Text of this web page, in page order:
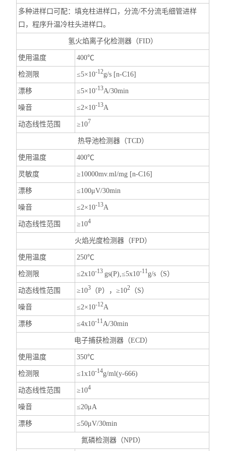
多种进样口可配：填充柱进样口，分流/不分流毛细管进样
口，程序升温冷柱头进样口。
氢火焰离子化检测器（FID）
使用温度 400℃
检测限 ≤5×10-12g/s [n-C16]
漂移 ≤5×10-13A/30min
噪音 ≤2×10-13A
动态线性范围 ≥107
热导池检测器（TCD）
使用温度 400℃
灵敏度 ≥10000mv.ml/mg [n-C16]
漂移 ≤100μV/30min
噪音 ≤2×10-13A
动态线性范围 ≥104
火焰光度检测器（FPD）
使用温度 250℃
检测限 ≤2x10-13 gs(P),≤5x10-11g/s（S）
动态线性范围 ≥103 （P），≥102 （S）
噪音 ≤2×10-12A
漂移 ≤4x10-11A/30min
电子捕获检测器（ECD）
使用温度 350℃
检测限 ≤1x10-14g/ml(y-666)
动态线性范围 ≥104
噪音 ≤20μA
漂移 ≤50μV/30min
氮磷检测器（NPD）